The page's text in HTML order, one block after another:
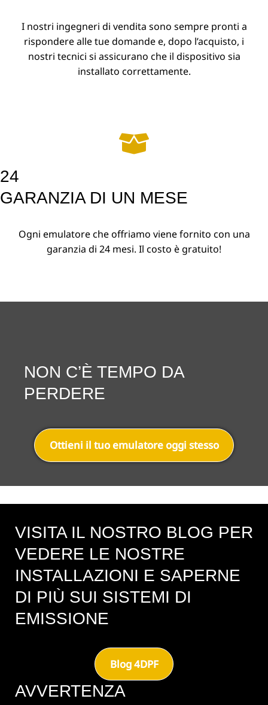
I nostri ingegneri di vendita sono sempre pronti a
rispondere alle tue domande e, dopo l’acquisto, i
nostri tecnici si assicurano che il dispositivo sia
installato correttamente.
24
GARANZIA DI UN MESE
Ogni emulatore che offriamo viene fornito con una
garanzia di 24 mesi. Il costo è gratuito!
NON C’È TEMPO DA
PERDERE
Ottieni il tuo emulatore oggi stesso
VISITA IL NOSTRO BLOG PER
VEDERE LE NOSTRE
INSTALLAZIONI E SAPERNE
DI PIÙ SUI SISTEMI DI
EMISSIONE
Blog 4DPF
AVVERTENZA